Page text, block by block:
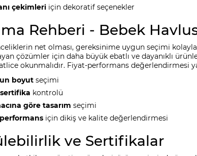
çekimleri için dekoratif seçenekler
Rehberi - Bebek
net olması, gereksinime uygun seçimi
çözümler için daha büyük ebatlı ve dayanıklı
okunmalıdır. Fiyat-performans değerlendirmesi
boyut seçimi
kontrolü
göre tasarım seçimi
için dikiş ve kalite değerlendirmesi
ve Sertifikalar